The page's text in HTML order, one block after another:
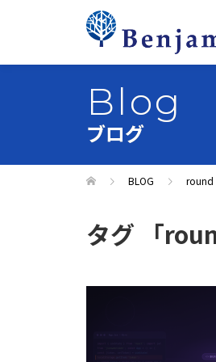
Blog
ブログ
BLOG round
タグ 「